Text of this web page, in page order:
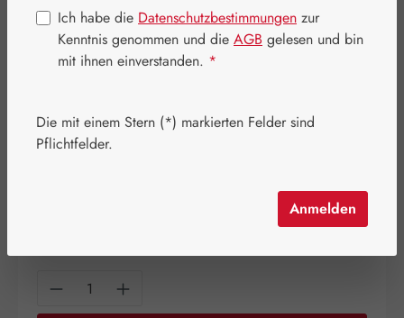
Regulärer Preis:
70,80 €
Produkt Anzahl: Gib den gewünschten
Ich habe die Datenschutzbestimmungen zur
Kenntnis genommen und die AGB gelesen und bin
mit ihnen einverstanden. *
Die mit einem Stern (*) markierten Felder sind
Pflichtfelder.
Anmelden